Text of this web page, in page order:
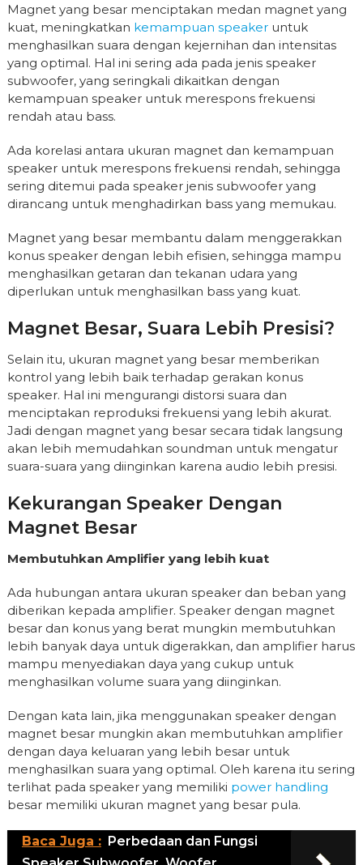
Magnet yang besar menciptakan medan magnet yang
kuat, meningkatkan kemampuan speakeruntuk
menghasilkan suara dengan kejernihan dan intensitas
yang optimal. Hal ini sering ada pada jenis speaker
subwoofer, yang seringkali dikaitkan dengan
kemampuan speaker untuk merespons frekuensi
rendah atau bass.
Ada korelasi antara ukuran magnet dan kemampuan
speaker untuk merespons frekuensi rendah, sehingga
sering ditemui pada speaker jenis subwoofer yang
dirancang untuk menghadirkan bass yang memukau.
Magnet yang besar membantu dalam menggerakkan
konus speaker dengan lebih efisien, sehingga mampu
menghasilkan getaran dan tekanan udara yang
diperlukan untuk menghasilkan bass yang kuat.
Magnet Besar, Suara Lebih Presisi?
Selain itu, ukuran magnet yang besar memberikan
kontrol yang lebih baik terhadap gerakan konus
speaker. Hal ini mengurangi distorsi suara dan
menciptakan reproduksi frekuensi yang lebih akurat.
Jadi dengan magnet yang besar secara tidak langsung
akan lebih memudahkan soundman untuk mengatur
suara-suara yang diinginkan karena audio lebih presisi.
Kekurangan Speaker Dengan
Magnet Besar
Membutuhkan Amplifier yang lebih kuat
Ada hubungan antara ukuran speaker dan beban yang
diberikan kepada amplifier. Speaker dengan magnet
besar dan konus yang berat mungkin membutuhkan
lebih banyak daya untuk digerakkan, dan amplifier harus
mampu menyediakan daya yang cukup untuk
menghasilkan volume suara yang diinginkan.
Dengan kata lain, jika menggunakan speaker dengan
magnet besar mungkin akan membutuhkan amplifier
dengan daya keluaran yang lebih besar untuk
menghasilkan suara yang optimal. Oleh karena itu sering
terlihat pada speaker yang memiliki power handling
besar memiliki ukuran magnet yang besar pula.
Baca Juga : Perbedaan dan Fungsi